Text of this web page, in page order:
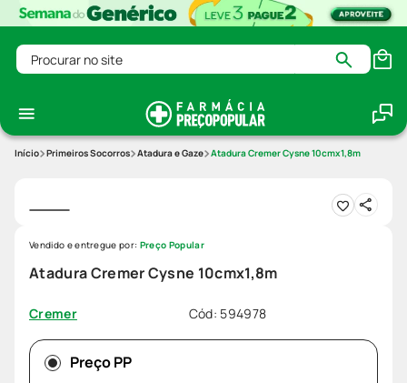
Procurar no site
Primeiros Socorros Atadura e Gaze Atadura Cremer Cysne 10cmx1,8m
Atadura Cremer Cysne 10cmx1,8m
Cremer Cód: 594978
Vendido e entregue por: Preço Popular
Preço PP